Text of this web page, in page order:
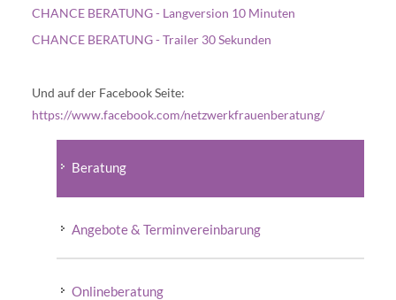
CHANCE BERATUNG - Langversion 10 Minuten
CHANCE BERATUNG - Trailer 30 Sekunden
Und auf der Facebook Seite:
https://www.facebook.com/netzwerkfrauenberatung/
Beratung
Angebote & Terminvereinbarung
Onlineberatung